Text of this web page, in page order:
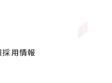
採用情報